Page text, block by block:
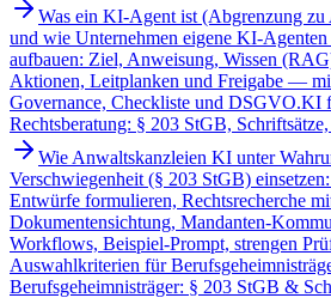
Was ein KI-Agent ist (Abgrenzung zu
und wie Unternehmen eigene KI-
aufbauen: Ziel, Anweisung, Wissen
Aktionen, Leitplanken und Freigabe —
Governance, Checkliste und DSGVO.KI
Rechtsberatung: § 203 StGB,
Wie Anwaltskanzleien KI unter
Verschwiegenheit (§ 203 StGB)
Entwürfe formulieren, Rechtsrecherche
Dokumentensichtung, Mandanten-
Workflows, Beispiel-Prompt, strengen
Auswahlkriterien für
Berufsgeheimnisträger: § 203 StGB &